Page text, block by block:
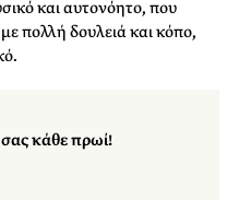
και αυτονόητο, που
πολλή δουλειά και κόπο,
κάθε πρωί!